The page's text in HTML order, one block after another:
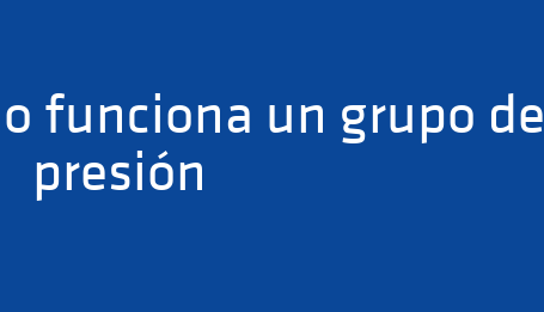
funciona un grupo de
presión